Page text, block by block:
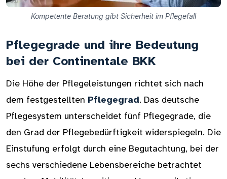
Kompetente Beratung gibt Sicherheit im Pflegefall
Pflegegrade und ihre Bedeutung
bei der Continentale BKK
Die Höhe der Pflegeleistungen richtet sich nach
dem festgestellten Pflegegrad. Das deutsche
Pflegesystem unterscheidet fünf Pflegegrade, die
den Grad der Pflegebedürftigkeit widerspiegeln. Die
Einstufung erfolgt durch eine Begutachtung, bei der
sechs verschiedene Lebensbereiche betrachtet